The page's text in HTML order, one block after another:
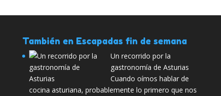
También en Escapadas fin de semana
Un recorrido por la
gastronomía de Asturias
Cuando oímos hablar de
cocina asturiana, probablemente lo primero que nos